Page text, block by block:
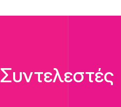
Συντελεστές